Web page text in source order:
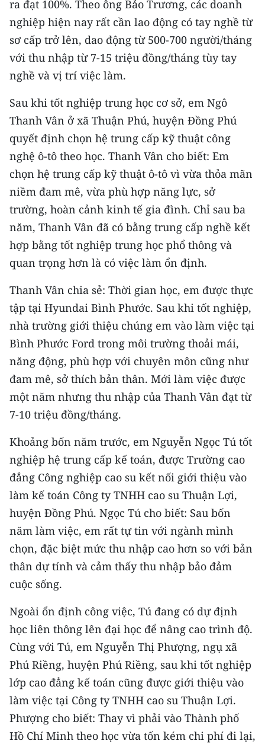
ra đạt 100%. Theo ông Bảo Trương, các doanh
nghiệp hiện nay rất cần lao động có tay nghề từ
sơ cấp trở lên, dao động từ 500-700 người/tháng
với thu nhập từ 7-15 triệu đồng/tháng tùy tay
nghề và vị trí việc làm.
Sau khi tốt nghiệp trung học cơ sở, em Ngô
Thanh Vân ở xã Thuận Phú, huyện Đồng Phú
quyết định chọn hệ trung cấp kỹ thuật công
nghệ ô-tô theo học. Thanh Vân cho biết: Em
chọn hệ trung cấp kỹ thuật ô-tô vì vừa thỏa mãn
niềm đam mê, vừa phù hợp năng lực, sở
trường, hoàn cảnh kinh tế gia đình. Chỉ sau ba
năm, Thanh Vân đã có bằng trung cấp nghề kết
hợp bằng tốt nghiệp trung học phổ thông và
quan trọng hơn là có việc làm ổn định.
Thanh Vân chia sẻ: Thời gian học, em được thực
tập tại Hyundai Bình Phước. Sau khi tốt nghiệp,
nhà trường giới thiệu chúng em vào làm việc tại
Bình Phước Ford trong môi trường thoải mái,
năng động, phù hợp với chuyên môn cũng như
đam mê, sở thích bản thân. Mới làm việc được
một năm nhưng thu nhập của Thanh Vân đạt từ
7-10 triệu đồng/tháng.
Khoảng bốn năm trước, em Nguyễn Ngọc Tú tốt
nghiệp hệ trung cấp kế toán, được Trường cao
đẳng Công nghiệp cao su kết nối giới thiệu vào
làm kế toán Công ty TNHH cao su Thuận Lợi,
huyện Đồng Phú. Ngọc Tú cho biết: Sau bốn
năm làm việc, em rất tự tin với ngành mình
chọn, đặc biệt mức thu nhập cao hơn so với bản
thân dự tính và cảm thấy thu nhập bảo đảm
cuộc sống.
Ngoài ổn định công việc, Tú đang có dự định
học liên thông lên đại học để nâng cao trình độ.
Cùng với Tú, em Nguyễn Thị Phượng, ngụ xã
Phú Riềng, huyện Phú Riềng, sau khi tốt nghiệp
lớp cao đẳng kế toán cũng được giới thiệu vào
làm việc tại Công ty TNHH cao su Thuận Lợi.
Phượng cho biết: Thay vì phải vào Thành phố
Hồ Chí Minh theo học vừa tốn kém chi phí đi lại,